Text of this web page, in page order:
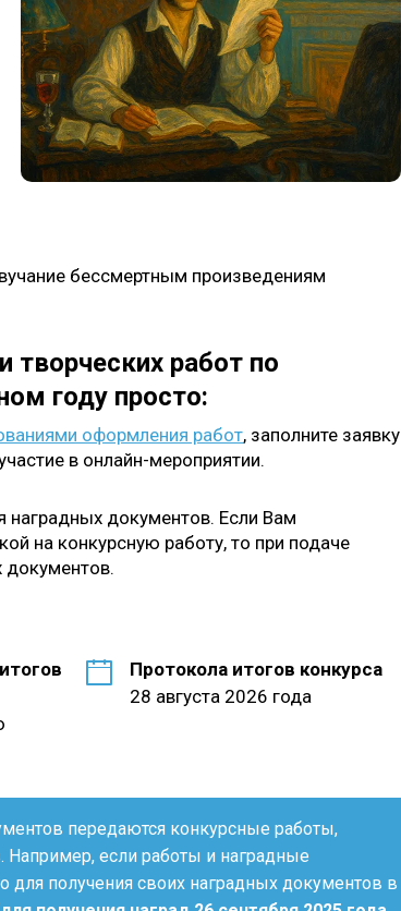
бессмертным произведениям
творческих работ по
году просто:
оформления работ, заполните заявку
в онлайн-мероприятии.
наградных документов. Если Вам
на конкурсную работу, то при подаче
документов.
Протокола итогов конкурса
28 августа 2026 года
передаются конкурсные работы,
Например, если работы и наградные
для получения своих наградных документов в